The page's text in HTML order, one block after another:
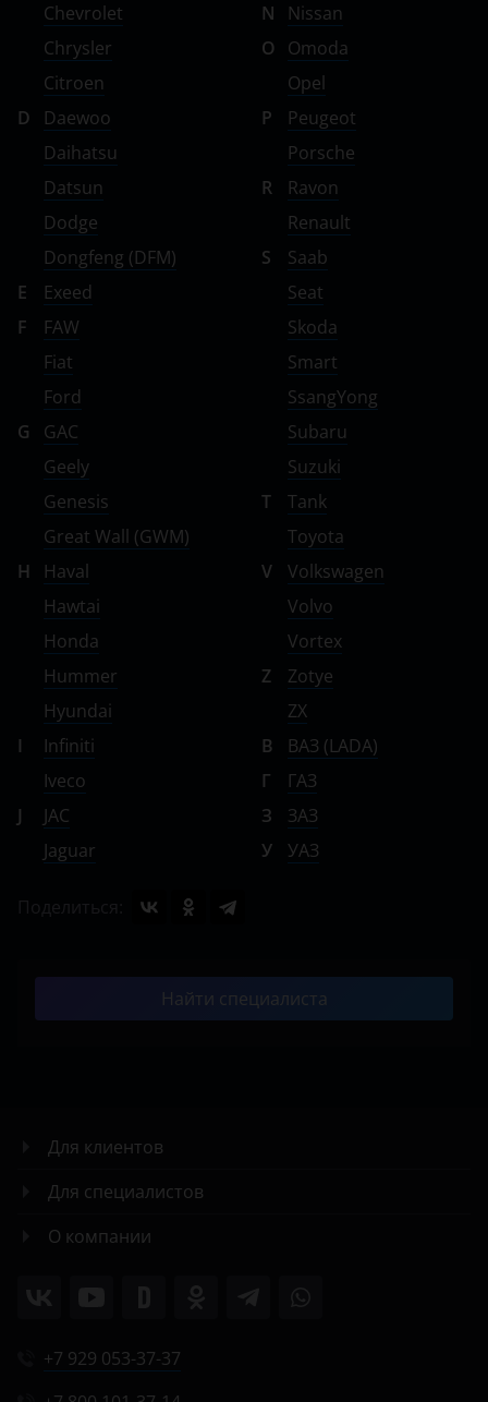
Chevrolet
Chrysler
Citroen
D
Daewoo
Daihatsu
Datsun
Dodge
Dongfeng (DFM)
E
Exeed
F
FAW
Fiat
Ford
G
GAC
Geely
Genesis
Great Wall (GWM)
H
Haval
Hawtai
Honda
Hummer
Hyundai
I
Infiniti
Iveco
J
JAC
Jaguar
N
Nissan
O
Omoda
Opel
P
Peugeot
Porsche
R
Ravon
Renault
S
Saab
Seat
Skoda
Smart
SsangYong
Subaru
Suzuki
T
Tank
Toyota
V
Volkswagen
Volvo
Vortex
Z
Zotye
ZX
В
ВАЗ (LADA)
Г
ГАЗ
З
ЗАЗ
У
УАЗ
Найти специалиста
Для клиентов
Для специалистов
О компании
+7 929 053-37-37